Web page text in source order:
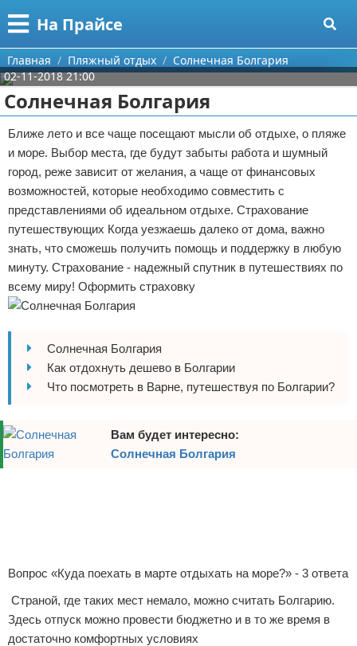
На Прайсе
Меню
Главная
Категории
Aliexpress
Сделай онлайн
Кемпинг
Круизы
Направления отдыха
Что посетить
Авиаперелеты
Полезное для туристов
Билеты
Планирование отдыха
Поиск
О проекте
Контакты
Сотрудничество
Размещение рекламы
Для правообладателей
Условия предоставления информации
Отказ от ответственности
Главная Пляжный отдых
Солнечная Болгария
02-11-2018 21:00
Солнечная Болгария
Ближе лето и все чаще посещают мысли об отдыхе, о пляже
и море. Выбор места, где будут забыты работа и шумный
город, реже зависит от желания, а чаще от финансовых
возможностей, которые необходимо совместить с
представлениями об идеальном отдыхе. Страхование
путешествующих Когда уезжаешь далеко от дома, важно
знать, что сможешь получить помощь и поддержку в любую
минуту. Страхование - надежный спутник в путешествиях по
всему миру! Оформить страховку
Солнечная Болгария
Как отдохнуть дешево в Болгарии
Что посмотреть в Варне, путешествуя по Болгарии?
Вам будет интересно:
Солнечная Болгария
Вопрос «Куда поехать в марте отдыхать на море?» - 3 ответа
Страной, где таких мест немало, можно считать Болгарию.
Здесь отпуск можно провести бюджетно и в то же время в
достаточно комфортных условиях